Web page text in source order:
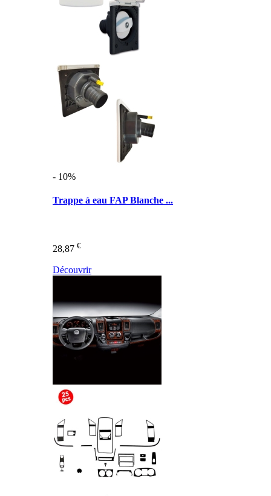
- 10%
Trappe à eau FAP Blanche ...
28,87 €
Découvrir